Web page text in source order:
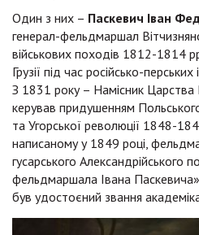
Один з них – Паскевич Іван
генерал-фельдмаршал
військових походів 1812-1814
Грузії під час російсько-
З 1831 року – Намісник Царства
керував придушенням
та Угорської революції 1848-
написаному у 1849 році,
гусарського Александрійського
фельдмаршала Івана
був удостоєний звання